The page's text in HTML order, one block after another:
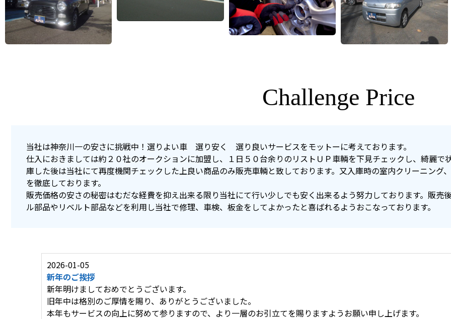
Challenge Price
当社は神奈川一の安さに挑戦中！選りよい車 選り安く 選り良いサービスをモットーに考えております。
仕入におきましては約２０社のオークションに加盟し、１日５０台余りのリストＵＰ車輌を下見チェックし、綺麗
庫した後は当社にて再度機関チェックした上良い商品のみ販売車輌と致しております。又入庫時の室内クリーニング
を徹底しております。
販売価格の安さの秘密はむだな経費を抑え出来る限り当社にて行い少しでも安く出来るよう努力しております。販売
ル部品やリベルト部品などを利用し当社で修理、車検、板金をしてよかったと喜ばれるようおこなっております。
2026-01-05
新年のご挨拶
新年明けましておめでとうございます。
旧年中は格別のご厚情を賜り、ありがとうございました。
本年もサービスの向上に努めて参りますので、より一層のお引立てを賜りますようお願い申し上げます。